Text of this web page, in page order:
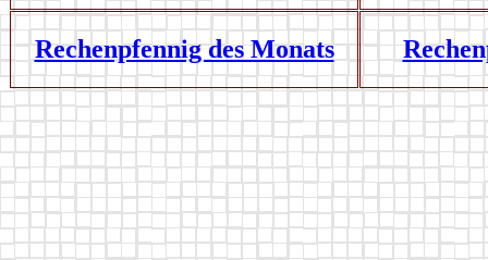
Rechenpfennig des Monats